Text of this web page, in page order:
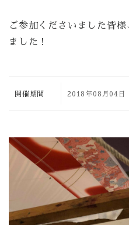
ご参加くださいました皆
ました！
開催期間 2018年08月04日